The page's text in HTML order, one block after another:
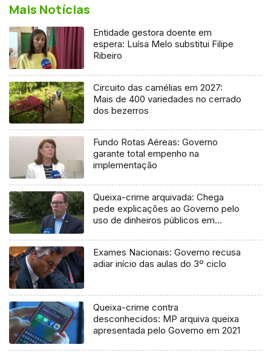
Mais Notícias
Entidade gestora doente em
espera: Luísa Melo substitui Filipe
Ribeiro
Circuito das camélias em 2027:
Mais de 400 variedades no cerrado
dos bezerros
Fundo Rotas Aéreas: Governo
garante total empenho na
implementação
Queixa-crime arquivada: Chega
pede explicações ao Governo pelo
uso de dinheiros públicos em
Exames Nacionais: Governo recusa
adiar início das aulas do 3º ciclo
Queixa-crime contra
desconhecidos: MP arquiva queixa
apresentada pelo Governo em 2021